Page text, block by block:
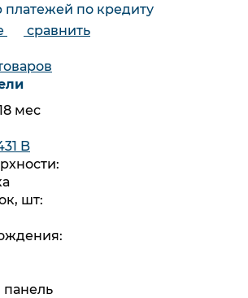
платежей по кредиту
сравнить
мес
B
шт:
панель